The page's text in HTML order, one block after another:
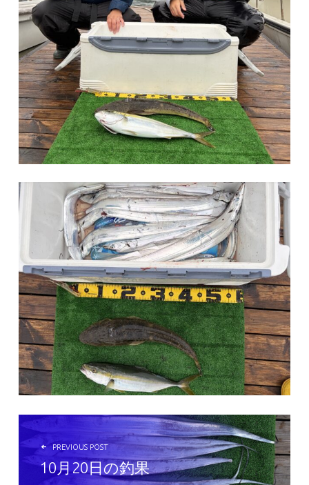
投稿ナビゲーション
PREVIOUS POST
10月20日の釣果